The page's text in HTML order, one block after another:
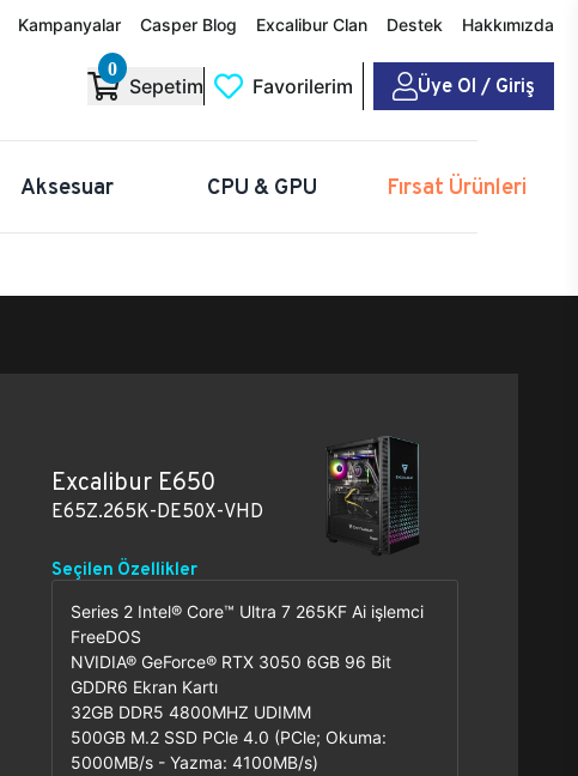
Kampanyalar Casper Blog Excalibur Clan Destek Hakkımızda
0
Sepetim Favorilerim Üye Ol / Giriş
Aksesuar CPU & GPU Fırsat Ürünleri
Excalibur E650
E65Z.265K-DE50X-VHD
Seçilen Özellikler
Series 2 Intel® Core™ Ultra 7 265KF Ai işlemci
FreeDOS
NVIDIA® GeForce® RTX 3050 6GB 96 Bit
GDDR6 Ekran Kartı
32GB DDR5 4800MHZ UDIMM
500GB M.2 SSD PCle 4.0 (PCle; Okuma:
5000MB/s - Yazma: 4100MB/s)